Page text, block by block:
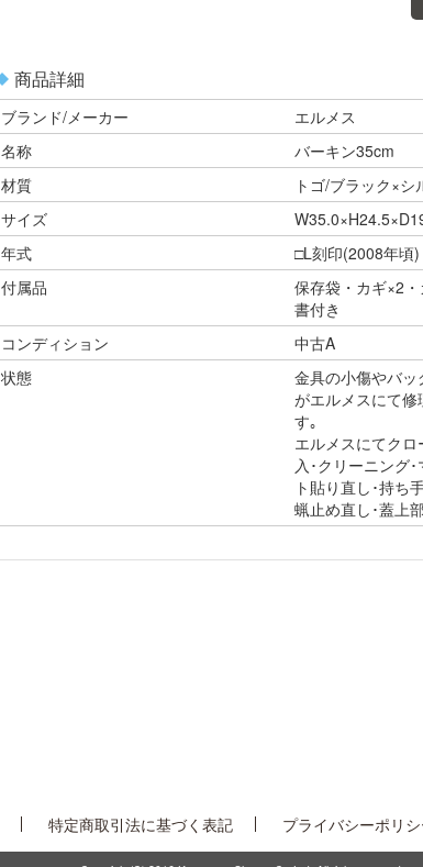
商品詳細
ブランド/メーカー
エルメス
名称
バーキン35cm
材質
トゴ/ブラック×
サイズ
年式
□L刻印(2008年頃)
付属品
保存袋・カギ×2
書付き
コンディション
中古A
状態
金具の小傷やバ
がエルメスにて
す｡
エルメスにてク
入･クリーニング
ト貼り直し･持ち
蝋止め直し･蓋上
特定商取引法に基づく表記 プライバシーポリ